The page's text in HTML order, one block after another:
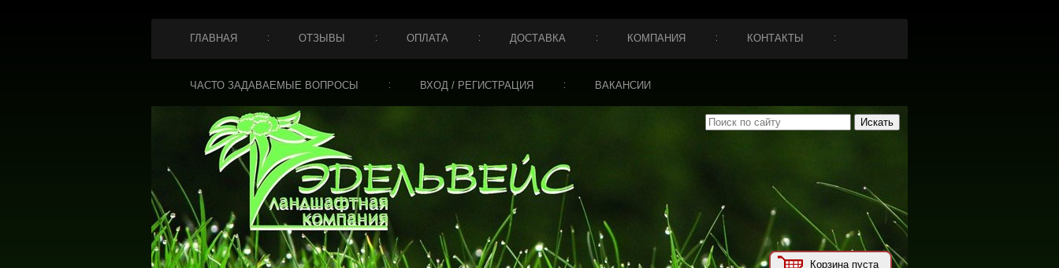
ГЛАВНАЯ ОТЗЫВЫ ОПЛАТА ДОСТАВКА КОМПАНИЯ КОНТАКТЫ
ЧАСТО ЗАДАВАЕМЫЕ ВОПРОСЫ ВХОД / РЕГИСТРАЦИЯ ВАКАНСИИ
Корзина пуста